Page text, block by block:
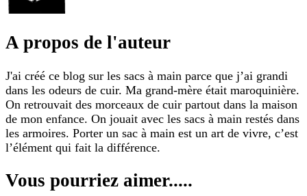
A propos de l'auteur
J'ai créé ce blog sur les sacs à main parce que j’ai grandi
dans les odeurs de cuir. Ma grand-mère était maroquinière.
On retrouvait des morceaux de cuir partout dans la maison
de mon enfance. On jouait avec les sacs à main restés dans
les armoires. Porter un sac à main est un art de vivre, c’est
l’élément qui fait la différence.
Vous pourriez aimer.....